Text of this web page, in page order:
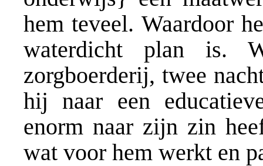
hem teveel. Waardoor
waterdicht plan is.
zorgboerderij, twee
hij naar een
enorm naar zijn zin
wat voor hem werkt en